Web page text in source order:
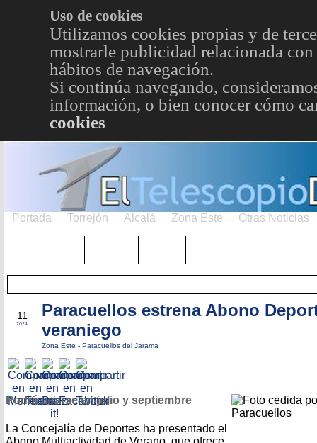
Uso de cookies
Utilizamos cookies propias y de
mostrarle publicidad relacionada
hábitos de navegación.
Si continúa navegando,
información, o bien conocer cómo
cookies
Portada Torrejón Alcalá Zona Este Otras Noticias
11
2024
Paracuellos estrena Abono
veraniego
Zona Este - Paracuellos del Jarama
Podrá usarse en julio y septiembre
La Concejalía de Deportes ha presentado el